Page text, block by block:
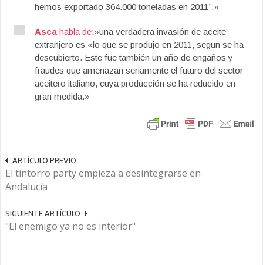
hemos exportado 364.000 toneladas en 2011´.»
Asca habla de:»una verdadera invasión de aceite
extranjero es «lo que se produjo en 2011, segun se ha
descubierto. Este fue también un año de engaños y
fraudes que amenazan seriamente el futuro del sector
aceitero italiano, cuya producción se ha reducido en
gran medida.»
ARTÍCULO PREVIO
El tintorro party empieza a desintegrarse en
Andalucía
SIGUIENTE ARTÍCULO
"El enemigo ya no es interior"